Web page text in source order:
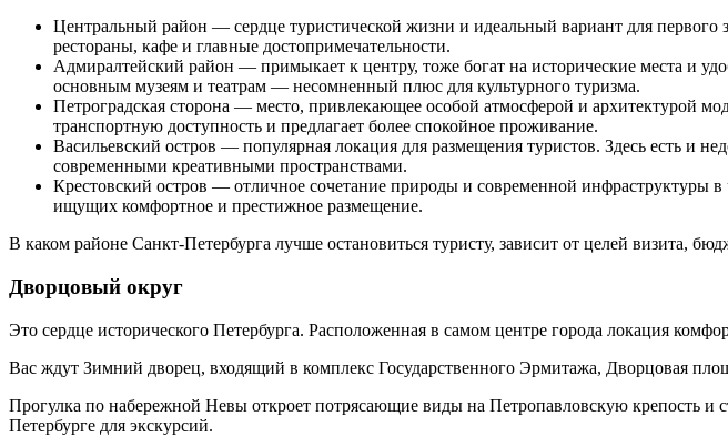
Центральный район — сердце туристической жизни и идеальный вариант для
рестораны, кафе и главные достопримечательности.
Адмиралтейский район — примыкает к центру, тоже богат на исторические места и
основным музеям и театрам — несомненный плюс для культурного туризма.
Петроградская сторона — место, привлекающее особой атмосферой и архитектурой
транспортную доступность и предлагает более спокойное проживание.
Васильевский остров — популярная локация для размещения туристов. Здесь есть и
современными креативными пространствами.
Крестовский остров — отличное сочетание природы и современной инфраструктуры в
ищущих комфортное и престижное размещение.
В каком районе Санкт-Петербурга лучше остановиться туристу, зависит от целей визита,
Дворцовый округ
Это сердце исторического Петербурга. Расположенная в самом центре города локация
Вас ждут Зимний дворец, входящий в комплекс Государственного Эрмитажа, Дворцовая
Прогулка по набережной Невы откроет потрясающие виды на Петропавловскую крепость и
Петербурге для экскурсий.